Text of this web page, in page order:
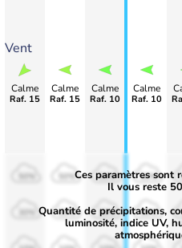
Vent
Calme
Raf. 15
Calme
Raf. 15
Calme
Raf. 10
Calme
Raf. 10
50%
30%
50%
30%
50%
30%
Ces paramètres sont
Il vous reste
Quantité de précipitations,
luminosité, indice UV,